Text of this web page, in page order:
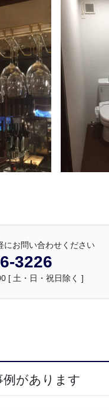
にお問い合わせください
3226
[ 土・日・祝日除く ]
があります